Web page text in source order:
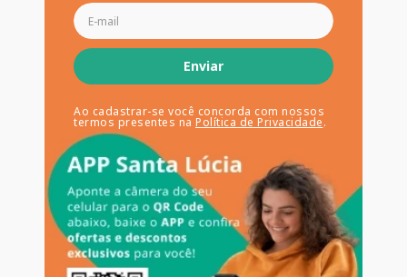
Enviar
Ao cadastrar-se você concorda com nossos
termos presentes na Política de Privacidade.